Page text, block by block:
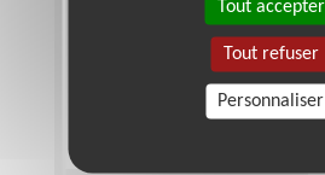
Tout accepter
Tout refuser
Personnaliser